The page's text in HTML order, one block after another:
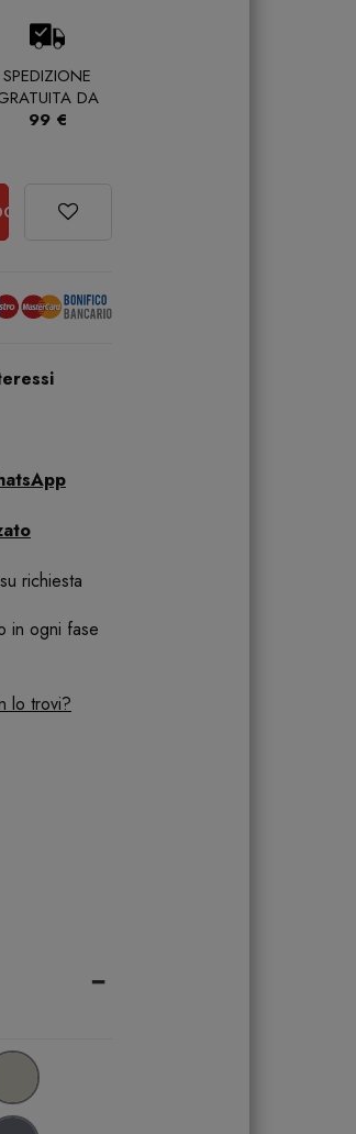
SPEDIZIONE
DA
99 €
su richiesta
in ogni fase
lo trovi?
-